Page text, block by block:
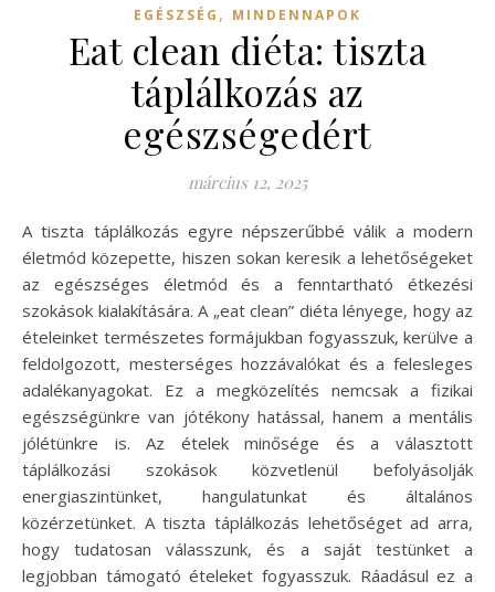
EGÉSZSÉG , MINDENNAPOK
Eat clean diéta: tiszta
táplálkozás az
egészségedért
március 12, 2025
A tiszta táplálkozás egyre népszerűbbé válik a modern
életmód közepette, hiszen sokan keresik a lehetőségeket
az egészséges életmód és a fenntartható étkezési
szokások kialakítására. A „eat clean” diéta lényege, hogy az
ételeinket természetes formájukban fogyasszuk, kerülve a
feldolgozott, mesterséges hozzávalókat és a felesleges
adalékanyagokat. Ez a megközelítés nemcsak a fizikai
egészségünkre van jótékony hatással, hanem a mentális
jólétünkre is. Az ételek minősége és a választott
táplálkozási szokások közvetlenül befolyásolják
energiaszintünket, hangulatunkat és általános
közérzetünket. A tiszta táplálkozás lehetőséget ad arra,
hogy tudatosan válasszunk, és a saját testünket a
legjobban támogató ételeket fogyasszuk. Ráadásul ez a